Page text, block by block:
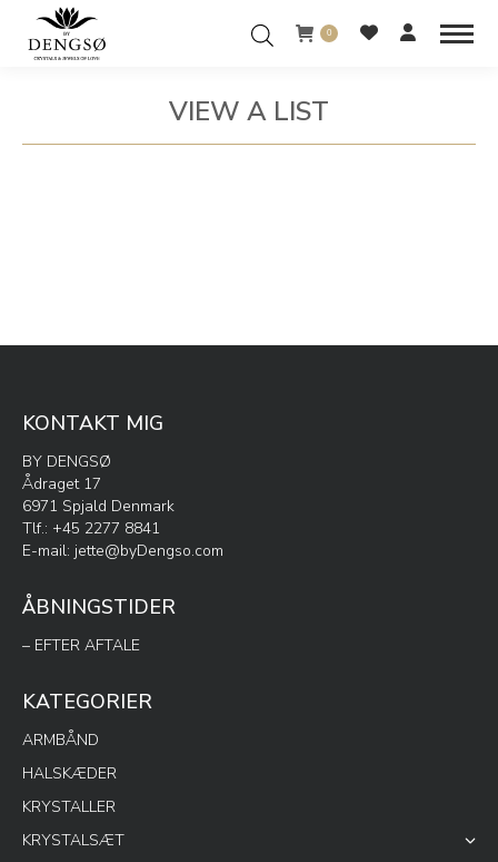
0
VIEW A LIST
You are here:
KONTAKT MIG
BY DENGSØ
Ådraget 17
6971 Spjald Denmark
Tlf.: +45 2277 8841
E-mail: jette@byDengso.com
ÅBNINGSTIDER
– EFTER AFTALE
KATEGORIER
ARMBÅND
HALSKÆDER
KRYSTALLER
KRYSTALSÆT